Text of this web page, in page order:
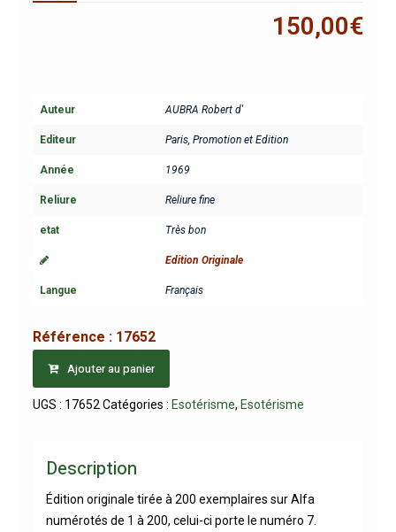
150,00€
Auteur AUBRA Robert d'
Editeur Paris, Promotion et Edition
Année 1969
Reliure Reliure fine
etat Très bon
Edition Originale
Langue Français
Référence : 17652
Ajouter au panier
UGS : 17652 Catégories : Esotérisme, Esotérisme
Description
Édition originale tirée à 200 exemplaires sur Alfa
numérotés de 1 à 200, celui-ci porte le numéro 7.